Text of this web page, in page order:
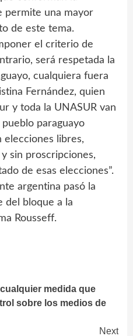
permite una mayor
de este tema.
el criterio de
será respetada la
cualquiera fuera
Fernández, quien
y toda la UNASUR van
paraguayo
elecciones libres,
sin proscripciones,
de esas elecciones”.
argentina pasó la
del bloque a la
Rousseff.
medida que
sobre los medios de
Next